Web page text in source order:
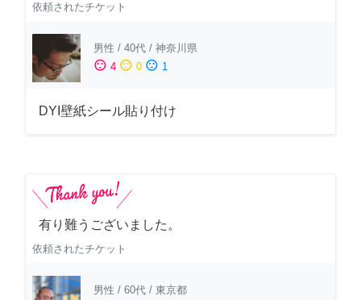
依頼されたチケット
男性 / 40代 / 神奈川県
sentiment_satisfied 4 sentiment_neutral 0 sentiment_dissatisfied 1
DYI壁紙シール貼り付け
有り難うございました。
依頼されたチケット
男性 / 60代 / 東京都